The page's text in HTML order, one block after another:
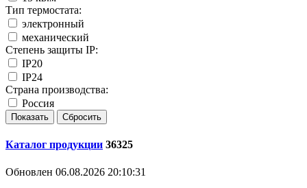
Тип термостата:
электронный
механический
Степень защиты IP:
IP20
IP24
Страна производства:
Россия
Каталог продукции 36325
Обновлен 06.08.2026 20:10:31